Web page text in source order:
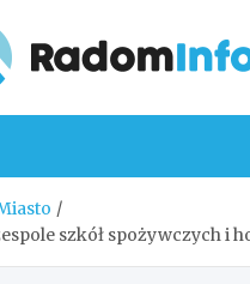
szkół spożywczych i